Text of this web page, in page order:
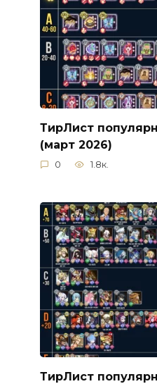
ТирЛист
(март 2026)
0 1.8к.
ТирЛист